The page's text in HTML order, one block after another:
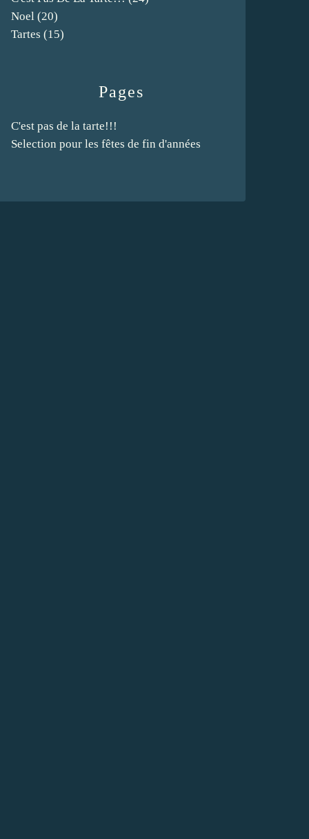
Noel (20)
Tartes (15)
Pages
C'est pas de la tarte!!!
Selection pour les fêtes de fin d'années